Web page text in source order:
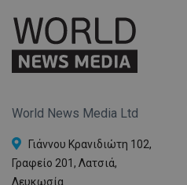
World News Media Ltd
Γιάννου Κρανιδιώτη 102,
Γραφείο 201, Λατσιά,
Λευκωσία